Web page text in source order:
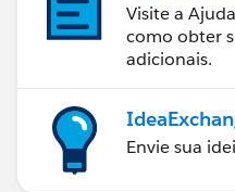
Visite a
como obter
adicionais.
Envie sua